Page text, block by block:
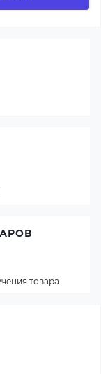
товара